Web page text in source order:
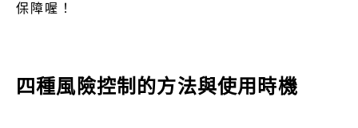
保障喔！
四種風險控制的方法與使用時機